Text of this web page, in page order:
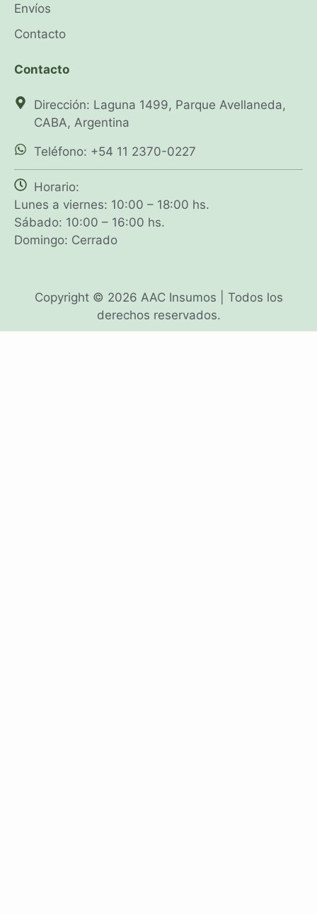
Envíos
Contacto
Contacto
Dirección: Laguna 1499, Parque Avellaneda,
CABA, Argentina
Teléfono: +54 11 2370-0227
Horario:
Lunes a viernes: 10:00 – 18:00 hs.
Sábado: 10:00 – 16:00 hs.
Domingo: Cerrado
Copyright © 2026 AAC Insumos | Todos los
derechos reservados.